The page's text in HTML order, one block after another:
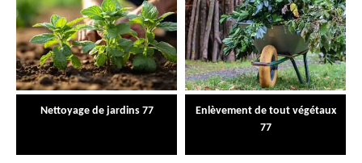
Nettoyage de jardins 77
Enlèvement de tout végétaux
77